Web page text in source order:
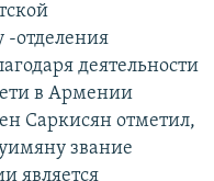
-отделения
деятельности
в Армении
Саркисян отметил,
звание
является